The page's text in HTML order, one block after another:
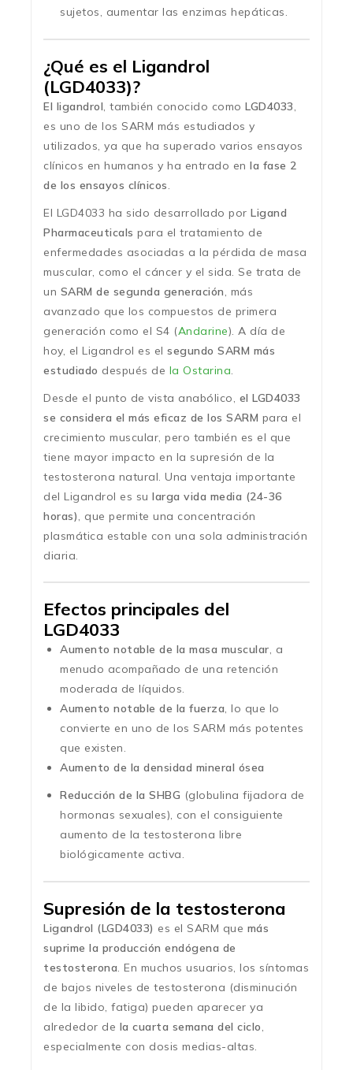
sujetos, aumentar las enzimas hepáticas.
¿Qué es el Ligandrol
(LGD4033)?
El ligandrol , también conocido como LGD4033
es uno de los SARM más estudiados y
utilizados, ya que ha superado varios ensayos
clínicos en humanos y ha entrado en la fase 2
de los ensayos clínicos
El LGD4033 ha sido desarrollado por Ligand
Pharmaceuticals para el tratamiento de
enfermedades asociadas a la pérdida de masa
muscular, como el cáncer y el sida. Se trata de
un SARM de segunda generación , más
avanzado que los compuestos de primera
generación como el S4 (Andarine). A día de
hoy, el Ligandrol es el segundo SARM más
estudiado después de la Ostarina
Desde el punto de vista anabólico, el LGD4033
se considera el más eficaz de los SARM para el
crecimiento muscular, pero también es el que
tiene mayor impacto en la supresión de la
testosterona natural. Una ventaja importante
del Ligandrol es su larga vida media (24-36
horas)
, que permite una concentración
plasmática estable con una sola administración
diaria.
Efectos principales del
LGD4033
Aumento notable de la masa muscular , a
menudo acompañado de una retención
moderada de líquidos.
Aumento notable de la fuerza , lo que lo
convierte en uno de los SARM más potentes
que existen.
Aumento de la densidad mineral ósea
Reducción de la SHBG (globulina fijadora de
hormonas sexuales), con el consiguiente
aumento de la testosterona libre
biológicamente activa.
Supresión de la testosterona
Ligandrol (LGD4033) es el SARM que más
suprime la producción endógena de
testosterona . En muchos usuarios, los síntomas
de bajos niveles de testosterona (disminución
de la libido, fatiga) pueden aparecer ya
alrededor de la cuarta semana del ciclo
especialmente con dosis medias-altas.